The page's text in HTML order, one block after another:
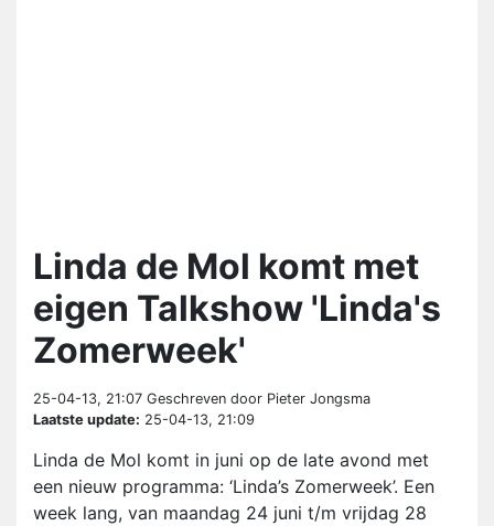
Linda de Mol komt met
eigen Talkshow 'Linda's
Zomerweek'
25-04-13, 21:07 Geschreven door Pieter Jongsma
Laatste update: 25-04-13, 21:09
Linda de Mol komt in juni op de late avond met
een nieuw programma: ‘Linda’s Zomerweek’. Een
week lang, van maandag 24 juni t/m vrijdag 28